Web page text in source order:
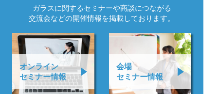
ガラスに関するセミナーや商談につながる
交流会などの開催情報を掲載しております。
オンライン
セミナー情報
会場
セミナー情報